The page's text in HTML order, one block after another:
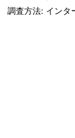
調査方法: インタ